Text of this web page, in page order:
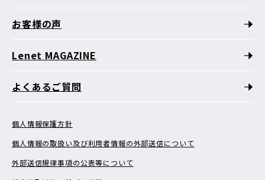
お客様の声
Lenet MAGAZINE
よくあるご質問
個人情報保護方針
個人情報の取扱い及び利用者情報の外部送信について
外部送信規律事項の公表等について